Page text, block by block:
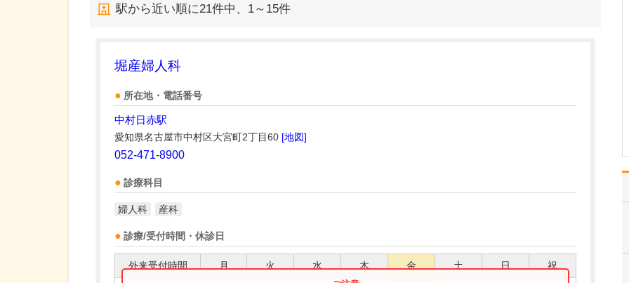
駅から近い順に21件中、 1～15件
堀産婦人科
所在地・電話番号
中村日赤駅
愛知県名古屋市中村区大宮町2丁目60 [地図]
052-471-8900
診療科目
婦人科 産科
診療/受付時間・休診日
外来受付時間 月 火 水 木 金 土 日 祝